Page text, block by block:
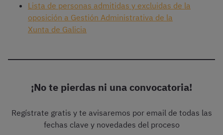
Lista de personas admitidas y excluidas de la
oposición a Gestión Administrativa de la
Xunta de Galicia
¡No te pierdas ni una convocatoria!
Regístrate gratis y te avisaremos por email de todas las
fechas clave y novedades del proceso